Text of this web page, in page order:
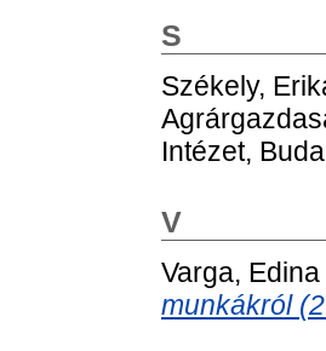
S
Székely,
Intézet,
V
Varga, Edina
munkákról